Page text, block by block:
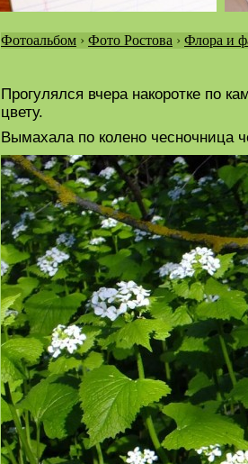
здесь
Фотоальбом › Фото Ростова › Флора и
Прогулялся вчера накоротке по
цвету.
Вымахала по колено чесночница